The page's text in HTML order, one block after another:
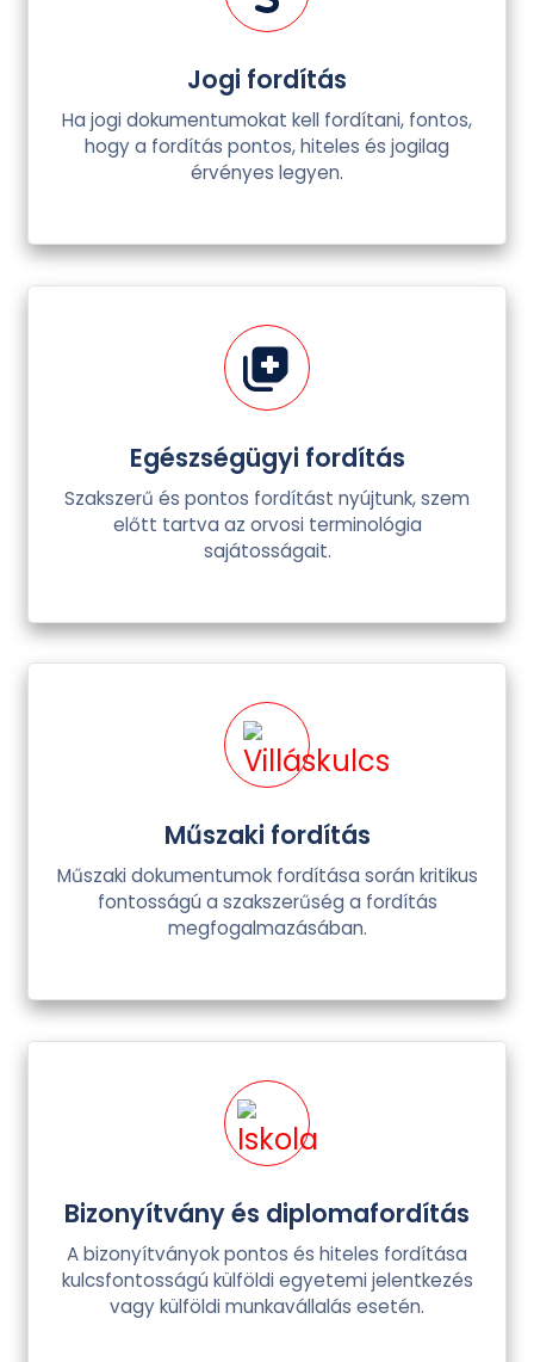
Jogi fordítás
Ha jogi dokumentumokat kell fordítani, fontos,
hogy a fordítás pontos, hiteles és jogilag
érvényes legyen.
Egészségügyi fordítás
Szakszerű és pontos fordítást nyújtunk, szem
előtt tartva az orvosi terminológia
sajátosságait.
Műszaki fordítás
Műszaki dokumentumok fordítása során kritikus
fontosságú a szakszerűség a fordítás
megfogalmazásában.
Bizonyítvány és diplomafordítás
A bizonyítványok pontos és hiteles fordítása
kulcsfontosságú külföldi egyetemi jelentkezés
vagy külföldi munkavállalás esetén.